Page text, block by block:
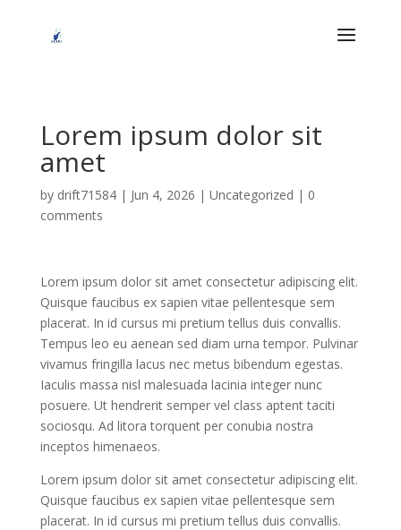
Lorem ipsum dolor sit
amet
by drift71584| Jun 4, 2026 | Uncategorized | 0
comments
Lorem ipsum dolor sit amet consectetur adipiscing elit.
Quisque faucibus ex sapien vitae pellentesque sem
placerat. In id cursus mi pretium tellus duis convallis.
Tempus leo eu aenean sed diam urna tempor. Pulvinar
vivamus fringilla lacus nec metus bibendum egestas.
Iaculis massa nisl malesuada lacinia integer nunc
posuere. Ut hendrerit semper vel class aptent taciti
sociosqu. Ad litora torquent per conubia nostra
inceptos himenaeos.
Lorem ipsum dolor sit amet consectetur adipiscing elit.
Quisque faucibus ex sapien vitae pellentesque sem
placerat. In id cursus mi pretium tellus duis convallis.